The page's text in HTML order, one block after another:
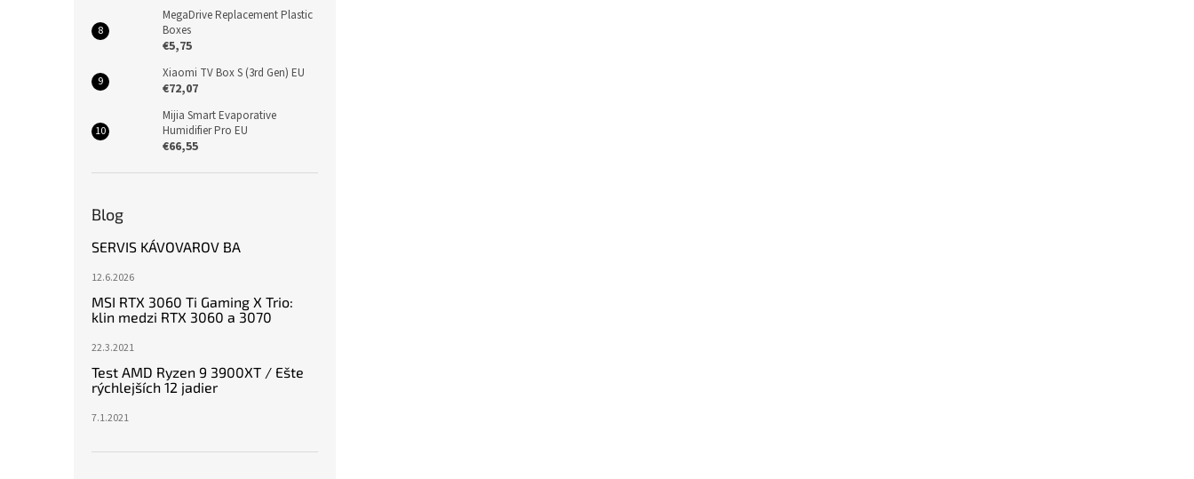
MegaDrive Replacement Plastic
Boxes
€5,75
Xiaomi TV Box S (3rd Gen) EU
€72,07
Mijia Smart Evaporative
Humidifier Pro EU
€66,55
Blog
SERVIS KÁVOVAROV BA
12.6.2026
MSI RTX 3060 Ti Gaming X Trio:
klin medzi RTX 3060 a 3070
22.3.2021
Test AMD Ryzen 9 3900XT / Ešte
rýchlejších 12 jadier
7.1.2021